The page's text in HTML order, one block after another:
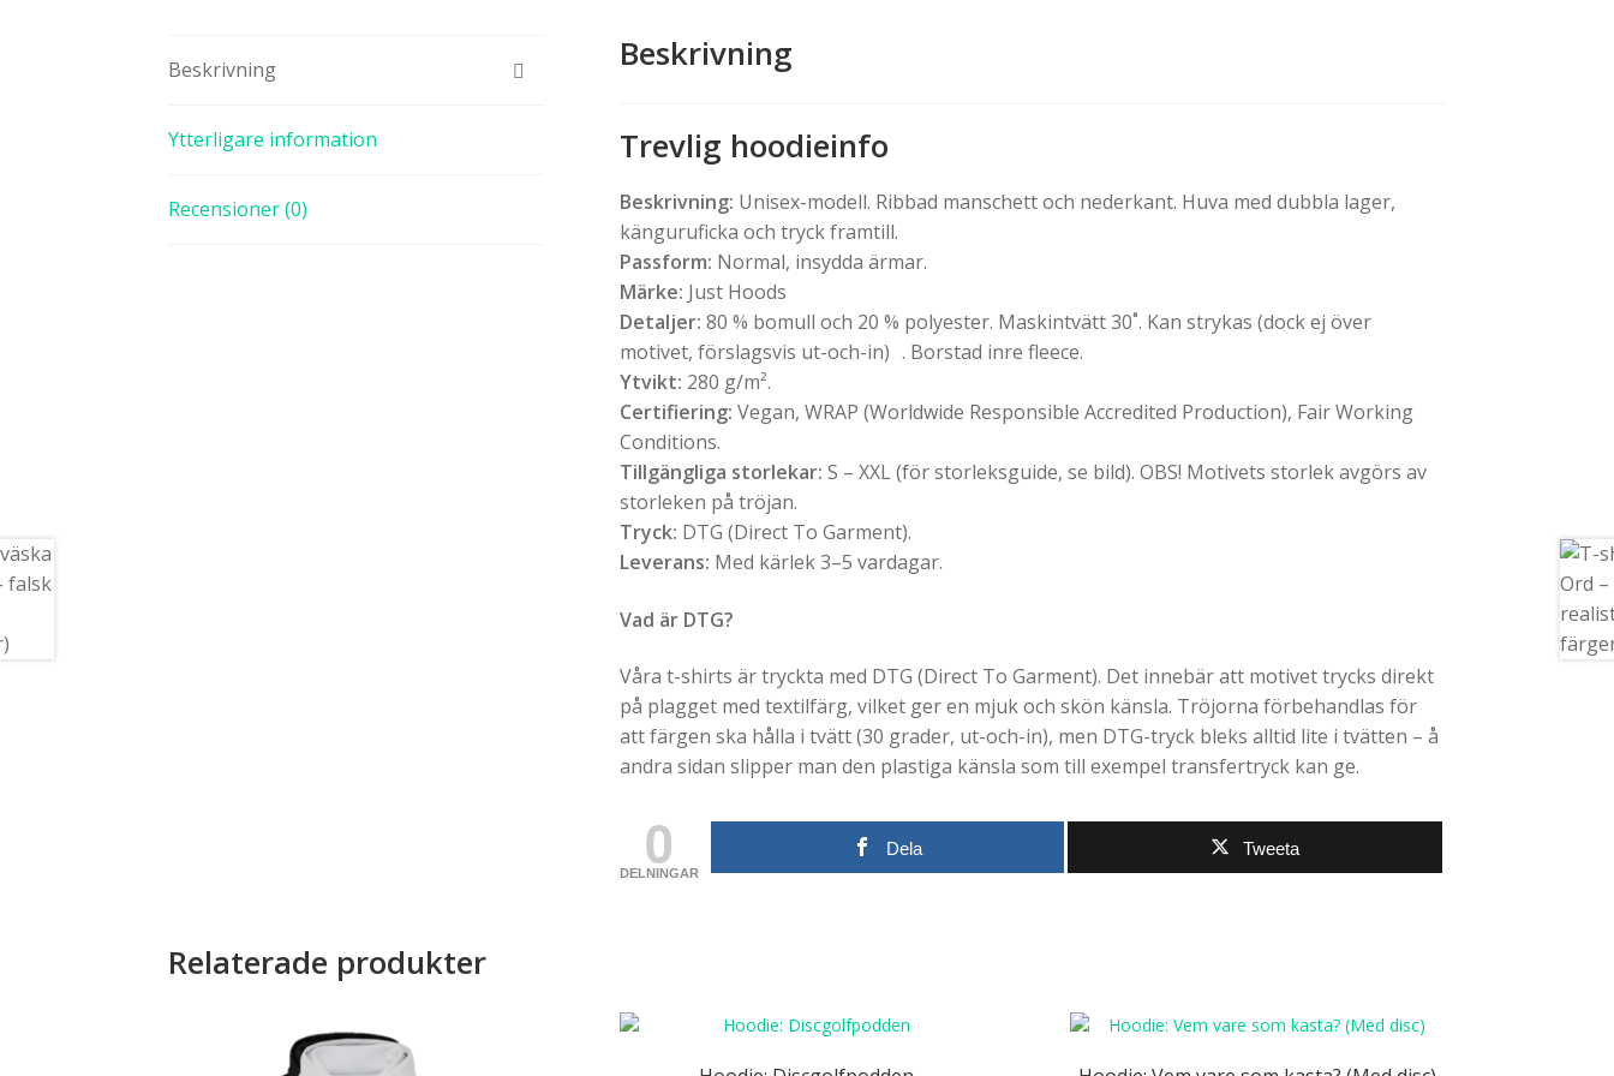
Beskrivning
Ytterligare information
Recensioner (0)
Beskrivning
Trevlig hoodieinfo
Beskrivning: Unisex-modell. Ribbad manschett och nederkant. Huva med dubbla lager,
känguruficka och tryck framtill.
Passform: Normal, insydda ärmar.
Märke: Just Hoods
Detaljer: 80 % bomull och 20 % polyester. Maskintvätt 30˚. Kan strykas (dock ej över
motivet, förslagsvis ut-och-in) . Borstad inre fleece.
Ytvikt: 280 g/m².
Certifiering: Vegan, WRAP (Worldwide Responsible Accredited Production), Fair Working
Conditions.
Tillgängliga storlekar: S – XXL (för storleksguide, se bild). OBS! Motivets storlek avgörs av
storleken på tröjan.
Tryck: DTG (Direct To Garment).
Leverans: Med kärlek 3–5 vardagar.
Vad är DTG?
Våra t-shirts är tryckta med DTG (Direct To Garment). Det innebär att motivet trycks direkt
på plagget med textilfärg, vilket ger en mjuk och skön känsla. Tröjorna förbehandlas för
att färgen ska hålla i tvätt (30 grader, ut-och-in), men DTG-tryck bleks alltid lite i tvätten – å
andra sidan slipper man den plastiga känsla som till exempel transfertryck kan ge.
0
DELNINGAR
Dela Tweeta
Relaterade produkter